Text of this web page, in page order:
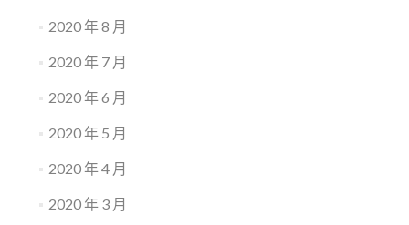
2020 年 8 月
2020 年 7 月
2020 年 6 月
2020 年 5 月
2020 年 4 月
2020 年 3 月